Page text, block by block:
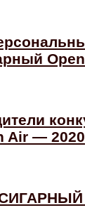
Air — 2020